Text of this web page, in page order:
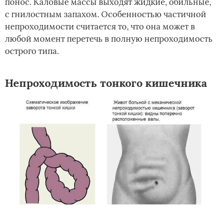
с гнилостным запахом. Особенностью частичной
непроходимости считается то, что она может в
любой момент перетечь в полную непроходимость
острого типа.
Непроходимость тонкого кишечника